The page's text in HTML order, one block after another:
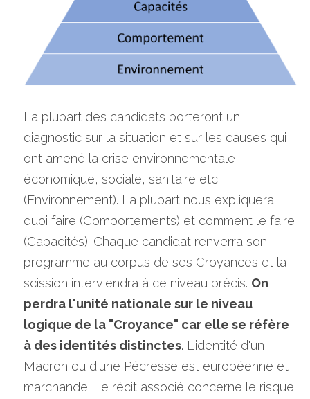
La plupart des candidats porteront un
diagnostic sur la situation et sur les causes qui
ont amené la crise environnementale,
économique, sociale, sanitaire etc.
(Environnement). La plupart nous expliquera
quoi faire (Comportements) et comment le faire
(Capacités). Chaque candidat renverra son
programme au corpus de ses Croyances et la
scission interviendra à ce niveau précis. On
perdra l'unité nationale sur le niveau
logique de la "Croyance" car elle se réfère
à des identités distinctes. L'identité d'un
Macron ou d'une Pécresse est européenne et
marchande. Le récit associé concerne le risque